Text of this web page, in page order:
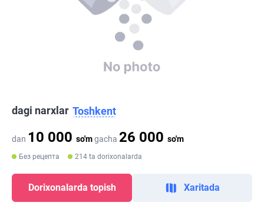
dagi narxlar Toshkent
dan 10 000 so'mgacha 26 000 so'm
Без рецепта 214 ta dorixonalarda
Dorixonalarda topish Xaritada